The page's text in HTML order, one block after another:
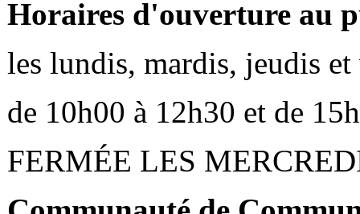
Horaires d'ouverture au
les lundis, mardis, jeudis et
de 10h00 à 12h30 et de
FERMÉE LES